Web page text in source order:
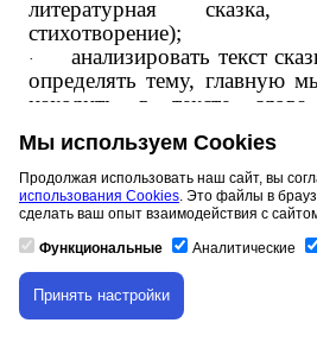
литературная сказка,
стихотворение);
·
анализировать текст
определять тему, главную
находить в тексте
характеристику героя,
сравнивать героев по
устанавливать
(действий) в сказке и
·
анализировать текст
особенности жанра (ритм,
тексте сравнения, эпитеты,
значении, объяснять
с опорой на контекст и по
Скачивание материала доступно
авторизованных пользователей.
Мы используем Cookies
Продолжая использовать наш сайт, вы
использования Cookies. Это файлы в
сделать ваш опыт взаимодействия с
Функциональные Аналитические
Принять настройки